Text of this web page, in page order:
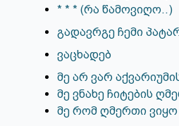
* * * (რა წამოვიღო..)
გადავრგე ჩემი
ვაცხადებ
მე არ ვარ
მე ვნახე ჩიტების
მე რომ ღმერთი ვიყო